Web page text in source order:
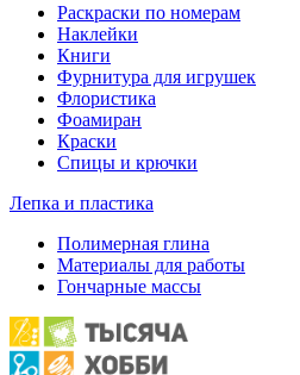
Раскраски по номерам
Наклейки
Книги
Фурнитура для игрушек
Флористика
Фоамиран
Краски
Спицы и крючки
Лепка и пластика
Полимерная глина
Материалы для работы
Гончарные массы